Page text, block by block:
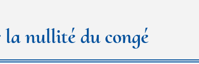
la nullité du congé